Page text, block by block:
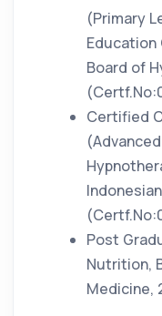
(Primary
Education
Board of
Certified
Post
Nutrition,
Medicine,